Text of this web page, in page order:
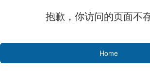
抱歉，你访问的页面不存
Home